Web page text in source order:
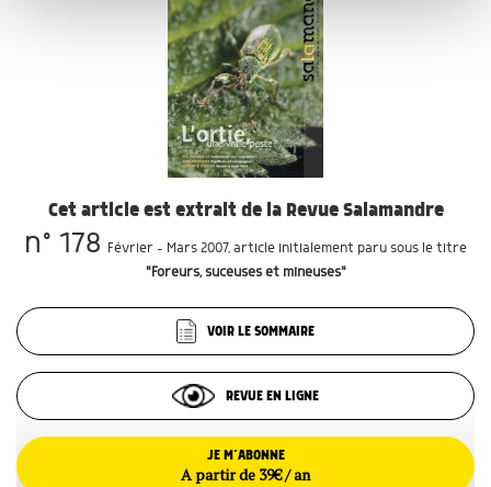
avec d'autres informations que vous leur avez fournies
ou qu'ils ont collectées lors de votre utilisation de leurs
Cet article est extrait de la Revue Salamandre
n° 178 Février - Mars 2007, article initialement paru sous le titre
"Foreurs, suceuses et mineuses"
VOIR LE SOMMAIRE
REVUE EN LIGNE
JE M’ABONNE
A partir de 39€ / an